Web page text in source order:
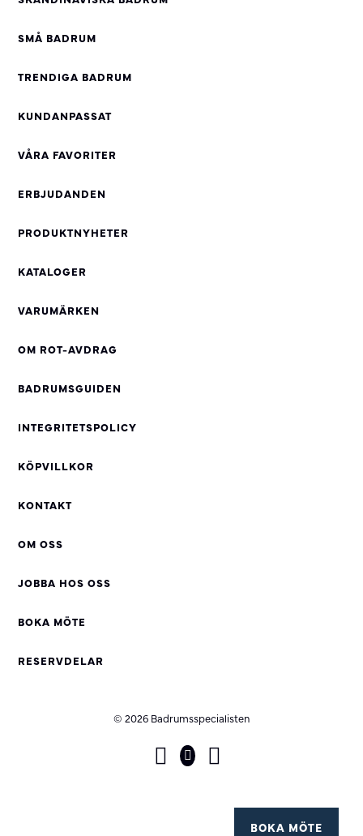
BOKA MÖTE
SMÅ BADRUM
TRENDIGA BADRUM
KUNDANPASSAT
VÅRA FAVORITER
ERBJUDANDEN
PRODUKTNYHETER
KATALOGER
VARUMÄRKEN
OM ROT-AVDRAG
BADRUMSGUIDEN
INTEGRITETSPOLICY
KÖPVILLKOR
KONTAKT
OM OSS
JOBBA HOS OSS
BOKA MÖTE
RESERVDELAR
© 2026 Badrumsspecialisten